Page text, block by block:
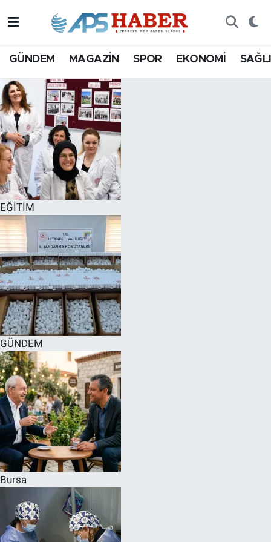
GÜNDEM MAGAZİN SPOR EKONOMİ
EĞİTİM
GÜNDEM
Bursa